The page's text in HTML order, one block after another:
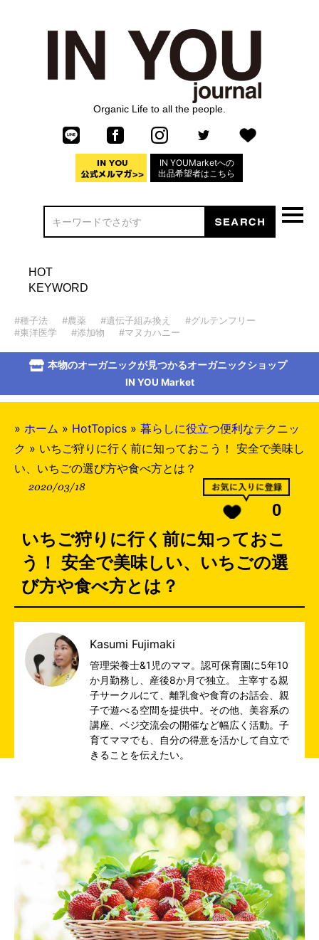
Organic Life to all the people.
IN YOUMarketへの
出品希望者はこちら
HOT
KEYWORD
#種子法 #農薬 #遺伝子組み換え
#グルテンフリー
#東洋医学
#添加物 #マヌカハニー
本物のオーガニックが見つかるオーガニックショップ
IN YOU Market
» ホーム » HotTopics » 暮らしに役立つ便利なテクニッ
ク » いちご狩りに行く前に知っておこう！ 安全で美味し
い、いちごの選び方や食べ方とは？
2020/03/18
0
いちご狩りに行く前に知っておこ
う！ 安全で美味しい、いちごの選
び方や食べ方とは？
Kasumi Fujimaki
管理栄養士&1児のママ。認可保育園に5年10
か月勤務し、産後8か月で独立。 主宰する親
子サークルにて、離乳食や食育のお話会、親
子で遊べる空間を提供中。その他、美容系の
講座、ベジ交流会の開催など幅広く活動。子
育てママでも、自分の得意を活かして自立で
きることを伝えたい。